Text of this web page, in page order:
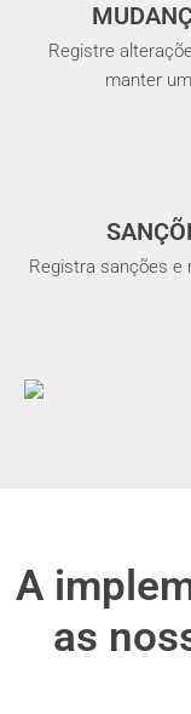
Registre
manter
Registra sanções e
A
as